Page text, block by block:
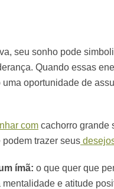
seu sonho pode
Quando essas
uma oportunidade de
com cachorro grande
trazer seus
ímã: o que quer que
mentalidade e atitude